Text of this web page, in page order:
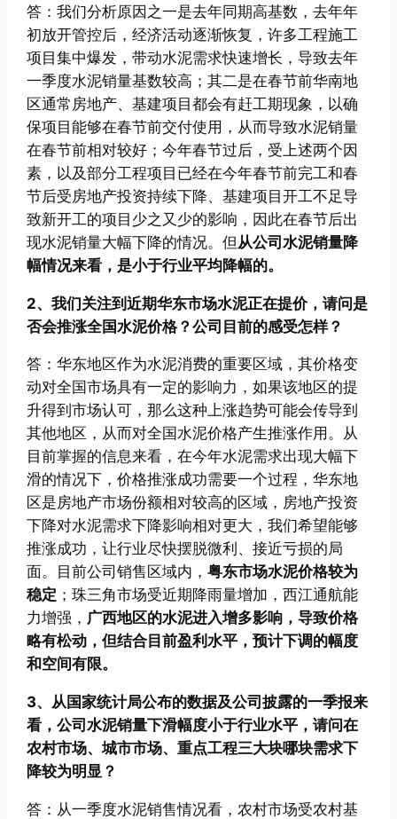
答：我们分析原因之一是去年同期高基数，去年年
初放开管控后，经济活动逐渐恢复，许多工程施工
项目集中爆发，带动水泥需求快速增长，导致去年
一季度水泥销量基数较高；其二是在春节前华南地
区通常房地产、基建项目都会有赶工期现象，以确
保项目能够在春节前交付使用，从而导致水泥销量
在春节前相对较好；今年春节过后，受上述两个因
素，以及部分工程项目已经在今年春节前完工和春
节后受房地产投资持续下降、基建项目开工不足导
致新开工的项目少之又少的影响，因此在春节后出
现水泥销量大幅下降的情况。但 从公司水泥销量降
幅情况来看，是小于行业平均降幅的。
2、我们关注到近期华东市场水泥正在提价，请问是
否会推涨全国水泥价格？公司目前的感受怎样？
答：华东地区作为水泥消费的重要区域，其价格变
动对全国市场具有一定的影响力，如果该地区的提
升得到市场认可，那么这种上涨趋势可能会传导到
其他地区，从而对全国水泥价格产生推涨作用。从
目前掌握的信息来看，在今年水泥需求出现大幅下
滑的情况下，价格推涨成功需要一个过程，华东地
区是房地产市场份额相对较高的区域，房地产投资
下降对水泥需求下降影响相对更大，我们希望能够
推涨成功，让行业尽快摆脱微利、接近亏损的局
面。目前公司销售区域内，粤东市场水泥价格较为
稳定 ；珠三角市场受近期降雨量增加，西江通航能
力增强， 广西地区的水泥进入增多影响，导致价格
略有松动，但结合目前盈利水平，预计下调的幅度
和空间有限。
3、从国家统计局公布的数据及公司披露的一季报来
看，公司水泥销量下滑幅度小于行业水平，请问在
农村市场、城市市场、重点工程三大块哪块需求下
降较为明显？
答：从一季度水泥销售情况看，农村市场受农村基